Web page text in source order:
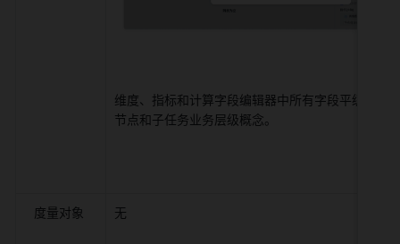
维度、指标和计算字段编辑器中所有字段平级，无
节点和子任务业务层级概念。
度量对象 无